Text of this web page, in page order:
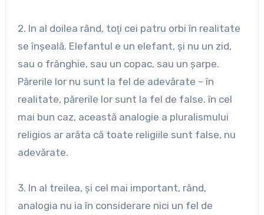
2. In al doilea rând, toţi cei patru orbi în realitate
se înşeală. Elefantul e un elefant, şi nu un zid,
sau o frânghie, sau un copac, sau un şarpe.
Părerile lor nu sunt la fel de adevărate – în
realitate, părerile lor sunt la fel de false. în cel
mai bun caz, această analogie a pluralismului
religios ar arăta că toate religiile sunt false, nu
adevărate.
3. In al treilea, şi cel mai important, rând,
analogia nu ia în considerare nici un fel de